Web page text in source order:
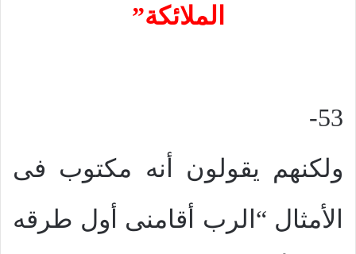
الملائكة”
53-
ولكنهم يقولون أنه مكتوب فى
الأمثال “الرب أقامنى أول طرقه